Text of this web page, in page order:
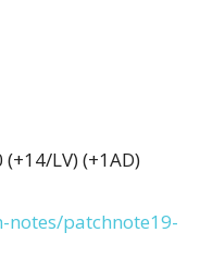
LV) (+1AD)
patchnote19-